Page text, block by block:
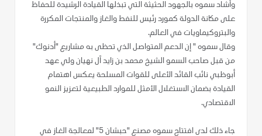
وأشاد سموه بالجهود الحثيثة التي تبذلها القيادة الرشيدة للحفاظ
على مكانة الدولة كمورد رئيس للنفط والغاز والمنتجات المكررة
والبتروكيماويات في العالم.
وقال سموه " إن الدعم المتواصل الذي تحظى به مشاريع "أدنوك"
من قبل صاحب السمو الشيخ محمد بن زايد آل نهيان ولي عهد
أبوظبي نائب القائد الأعلى للقوات المسلحة يعكس اهتمام
القيادة بضمان الاستغلال الأمثل للموارد الطبيعية لتعزيز النمو
الاقتصادي.
جاء ذلك لدى افتتاح سموه مصنع "حبشان 5" لمعالجة الغاز في